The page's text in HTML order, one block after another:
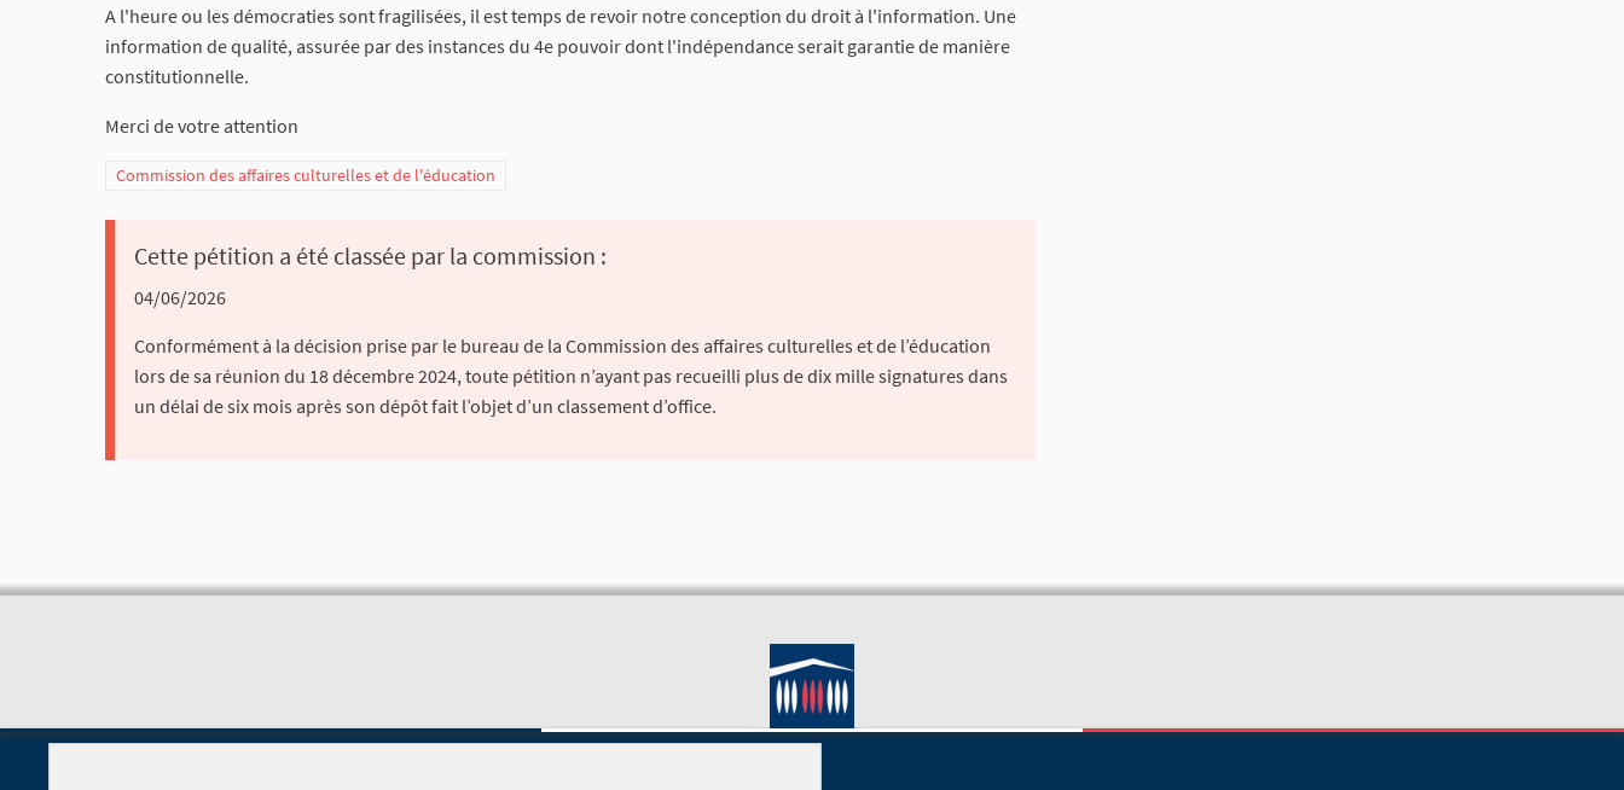
A l'heure ou les démocraties sont fragilisées, il est temps de revoir notre conception du droit à l'information. Une
information de qualité, assurée par des instances du 4e pouvoir dont l'indépendance serait garantie de manière
constitutionnelle.
Merci de votre attention
Commission des affaires culturelles et de l'éducation
Cette pétition a été classée par la commission :
04/06/2026
Conformément à la décision prise par le bureau de la Commission des affaires culturelles et de l’éducation
lors de sa réunion du 18 décembre 2024, toute pétition n’ayant pas recueilli plus de dix mille signatures dans
un délai de six mois après son dépôt fait l’objet d’un classement d’office.